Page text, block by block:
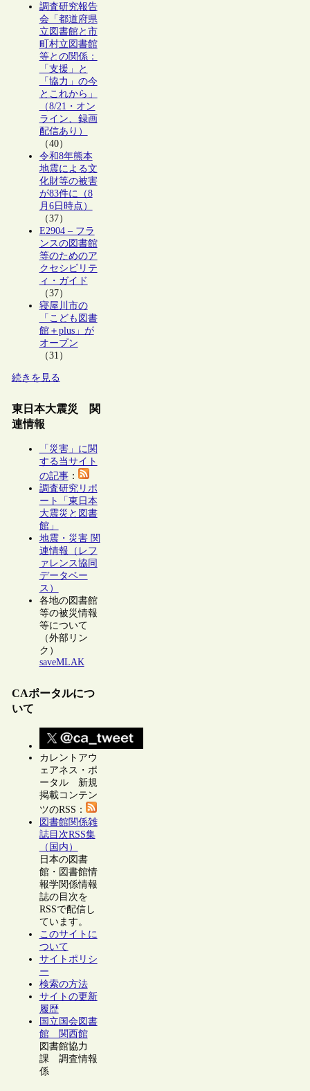
調査研究報告
会「都道府県
立図書館と市
町村立図書館
等との関係：
「支援」と
「協力」の今
とこれから」
（8/21・オン
ライン、録画
配信あり）
（40）
令和8年熊本
地震による文
化財等の被害
が83件に（8
月6日時点）
（37）
E2904 – フラ
ンスの図書館
等のためのア
クセシビリテ
ィ・ガイド
（37）
寝屋川市の
「こども図書
館＋plus」が
オープン
（31）
続きを見る
東日本大震災 関
連情報
「災害」に関
する当サイト
の記事：
調査研究リポ
ート「東日本
大震災と図書
館」
地震・災害 関
連情報（レフ
ァレンス協同
データベー
ス）
各地の図書館
等の被災情報
等について
（外部リン
ク）
saveMLAK
CAポータルにつ
いて
カレントアウ
ェアネス・ポ
ータル 新規
掲載コンテン
ツのRSS：
図書館関係雑
誌目次RSS集
（国内）
日本の図書
館・図書館情
報学関係情報
誌の目次を
RSSで配信し
ています。
このサイトに
ついて
サイトポリシ
ー
検索の方法
サイトの更新
履歴
国立国会図書
館 関西館
図書館協力
課 調査情報
係